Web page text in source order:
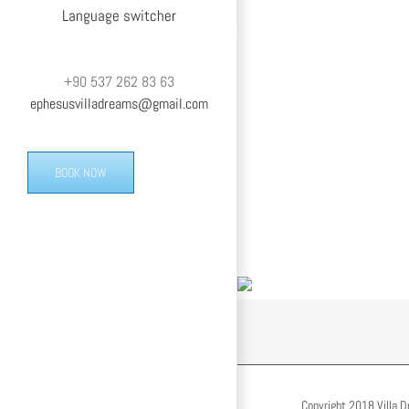
Language switcher
+90 537 262 83 63
ephesusvilladreams@gmail.com
BOOK NOW
Copyright 2018 Villa